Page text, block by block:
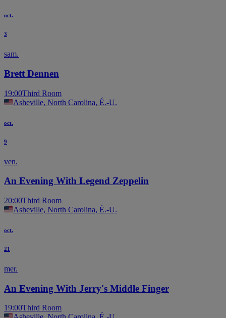
oct.
3
sam.
Brett Dennen
19:00Third Room
Asheville, North Carolina, É.-U.
oct.
9
ven.
An Evening With Legend Zeppelin
20:00Third Room
Asheville, North Carolina, É.-U.
oct.
21
mer.
An Evening With Jerry's Middle Finger
19:00Third Room